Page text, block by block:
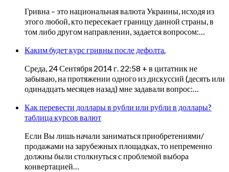
Гривна – это национальная валюта Украины, исходя из
этого любой, кто пересекает границу данной страны, в
том либо другом направлении, задается вопросом:…
Каким будет курс гривны после дефолта.
Среда, 24 Сентября 2014 г. 22:58 + в цитатник не
забываю, на протяжении одного из дискуссий (десять или
одинадцать месяцев назад) мне задавали вопрос:…
Как перевести доллары в рубли или рубли в доллары?
таблица курсов валют
Если Вы лишь начали заниматься приобретениями/
продажами на зарубежных площадках, то непременно
должны были столкнуться с проблемой выбора
конвертацией…